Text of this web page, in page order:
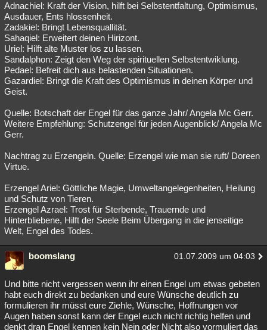
Adnachiel: Kraft der Vision, hilft bei Selbstentfaltung, Optimismus,
Ausdauer, Ents hlossenheit.
Zadakiel: Bringt Lebensquallität.
Sahaqiel: Erweitert deinen Hirizont.
Uriel: Hilft alte Muster los zu lassen.
Sandalphon: Zeigt den Weg der spirituellen Selbstentwiklung.
Pedael: Befreit dich aus belastenden Situationen.
Gazardiel: Bringt die Kraft des Optimismus in deinen Körper und
Geist.
Quelle: Botschaft der Engel für das ganze Jahr/ Angela Mc Gerr.
Weitere Empfehlung: Schutzengel für jeden Augenblick/ Angela Mc
Gerr.
Nachtrag zu Erzengeln. Quelle: Erzengel wie man sie ruft/ Doreen
Virtue.
Erzengel Ariel: Göttliche Magie, Umweltangelegenheiten, Heilung
und Schutz von Tieren.
Erzengel Azrael: Trost für Sterbende, Trauernde und
Hinterbliebene, Hilft der Seele Beim Übergang in die jenseitige
Welt, Engel des Todes.
boomslang 01.07.2009 um 04:03
Und bitte nicht vergessen wenn ihr einen Engel um etwas gebeten
habt euch direkt zu bedanken und eure Wünsche deutlich zu
formulieren ihr müsst eure Ziehle, Wünsche, Hoffnungen vor
Augen haben sonst kann der Engel euch nicht richtig helfen und
denkt dran Engel kennen kein Nein oder Nicht also vormuliert das